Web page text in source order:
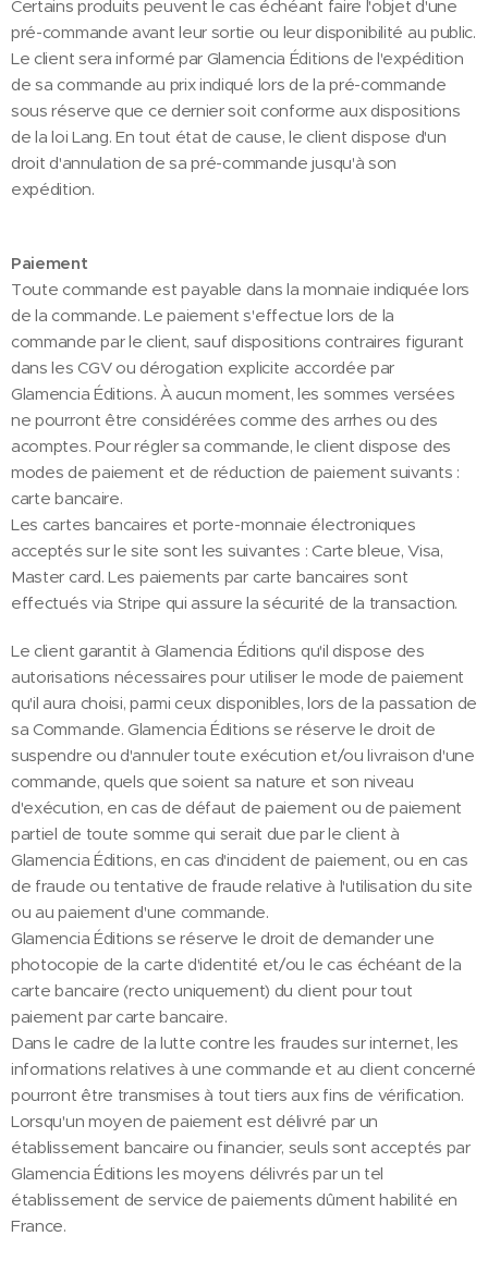
Certains produits peuvent le cas échéant faire l'objet d'une
pré-commande avant leur sortie ou leur disponibilité au public.
Le client sera informé par Glamencia Éditions de l'expédition
de sa commande au prix indiqué lors de la pré-commande
sous réserve que ce dernier soit conforme aux dispositions
de la loi Lang. En tout état de cause, le client dispose d'un
droit d'annulation de sa pré-commande jusqu'à son
expédition.
Paiement
Toute commande est payable dans la monnaie indiquée lors
de la commande. Le paiement s'effectue lors de la
commande par le client, sauf dispositions contraires figurant
dans les CGV ou dérogation explicite accordée par
Glamencia Éditions. À aucun moment, les sommes versées
ne pourront être considérées comme des arrhes ou des
acomptes. Pour régler sa commande, le client dispose des
modes de paiement et de réduction de paiement suivants :
carte bancaire.
Les cartes bancaires et porte-monnaie électroniques
acceptés sur le site sont les suivantes : Carte bleue, Visa,
Master card. Les paiements par carte bancaires sont
effectués via Stripe qui assure la sécurité de la transaction.
Le client garantit à Glamencia Éditions qu'il dispose des
autorisations nécessaires pour utiliser le mode de paiement
qu'il aura choisi, parmi ceux disponibles, lors de la passation de
sa Commande. Glamencia Éditions se réserve le droit de
suspendre ou d'annuler toute exécution et/ou livraison d'une
commande, quels que soient sa nature et son niveau
d'exécution, en cas de défaut de paiement ou de paiement
partiel de toute somme qui serait due par le client à
Glamencia Éditions, en cas d'incident de paiement, ou en cas
de fraude ou tentative de fraude relative à l'utilisation du site
ou au paiement d'une commande.
Glamencia Éditions se réserve le droit de demander une
photocopie de la carte d'identité et/ou le cas échéant de la
carte bancaire (recto uniquement) du client pour tout
paiement par carte bancaire.
Dans le cadre de la lutte contre les fraudes sur internet, les
informations relatives à une commande et au client concerné
pourront être transmises à tout tiers aux fins de vérification.
Lorsqu'un moyen de paiement est délivré par un
établissement bancaire ou financier, seuls sont acceptés par
Glamencia Éditions les moyens délivrés par un tel
établissement de service de paiements dûment habilité en
France.